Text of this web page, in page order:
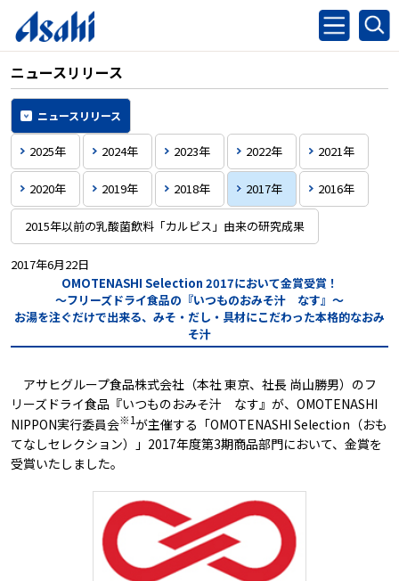
ニュースリリース
ニュースリリース
2025年 2024年 2023年 2022年 2021年
2020年 2019年 2018年 2017年 2016年
2015年以前の乳酸菌飲料「カルピス」由来の研究成果
2017年6月22日
OMOTENASHI Selection 2017において金賞受賞！
～フリーズドライ食品の『いつものおみそ汁 なす』～
お湯を注ぐだけで出来る、みそ・だし・具材にこだわった本格的なおみ
そ汁
アサヒグループ食品株式会社（本社 東京、社長 尚山勝男）のフ
リーズドライ食品『いつものおみそ汁 なす』が、OMOTENASHI
NIPPON実行委員会※1が主催する「OMOTENASHI Selection（おも
てなしセレクション）」2017年度第3期商品部門において、金賞を
受賞いたしました。